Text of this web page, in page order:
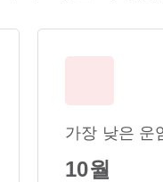
가장 낮은 운
10월